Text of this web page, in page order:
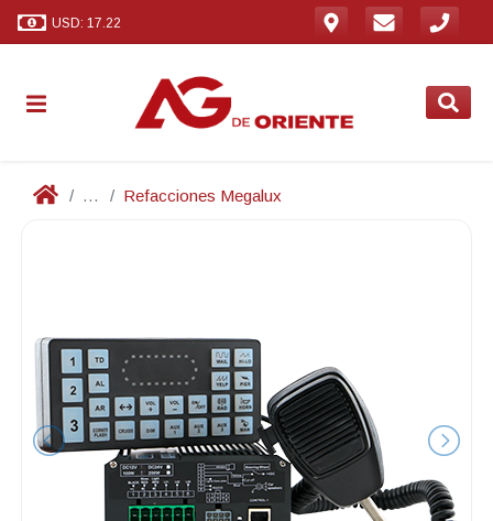
USD: 17.22
... Refacciones Megalux